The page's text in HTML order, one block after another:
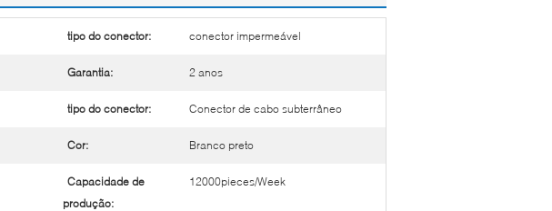
tipo do conector: conector impermeável
Garantia: 2 anos
tipo do conector: Conector de cabo subterrâneo
Cor: Branco preto
Capacidade de
produção:
12000pieces/Week